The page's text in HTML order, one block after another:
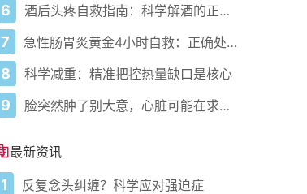
6 酒后头疼自救指南：科学解酒的正确打开方式
7 急性肠胃炎黄金4小时自救：正确处置与误区避坑关键
8 科学减重：精准把控热量缺口是核心
9 脸突然肿了别大意，心脏可能在求救？
最新资讯
1 反复念头纠缠？科学应对强迫症